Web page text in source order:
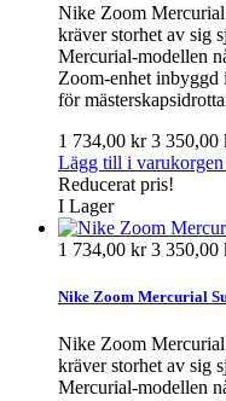
Nike Zoom
kräver storhet av sig
Mercurial-modellen
Zoom-enhet inbyggd
för
1 734,00 kr3 350,00
Lägg till i varukorgen
Reducerat pris!
I Lager
1 734,00 kr3 350,00
Nike Zoom Mercurial
Nike Zoom
kräver storhet av sig
Mercurial-modellen